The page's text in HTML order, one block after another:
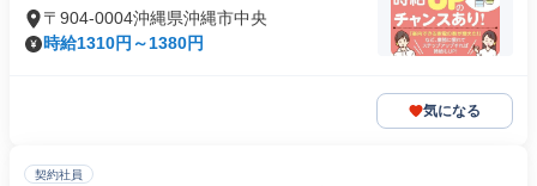
〒904-0004沖縄県沖縄市中央
時給1310円～1380円
気になる
契約社員